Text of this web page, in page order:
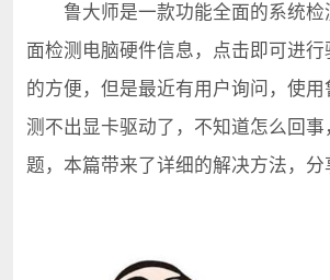
鲁大师是一款功能全面的系统检
面检测电脑硬件信息，点击即可进
的方便，但是最近有用户询问，使
测不出显卡驱动了，不知道怎么回事
题，本篇带来了详细的解决方法，分